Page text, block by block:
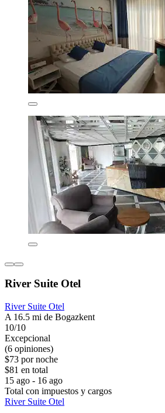
River Suite Otel
River Suite Otel
A 16.5 mi de Bogazkent
10/10
Excepcional
(6 opiniones)
$73 por noche
$81 en total
15 ago - 16 ago
Total con impuestos y cargos
River Suite Otel